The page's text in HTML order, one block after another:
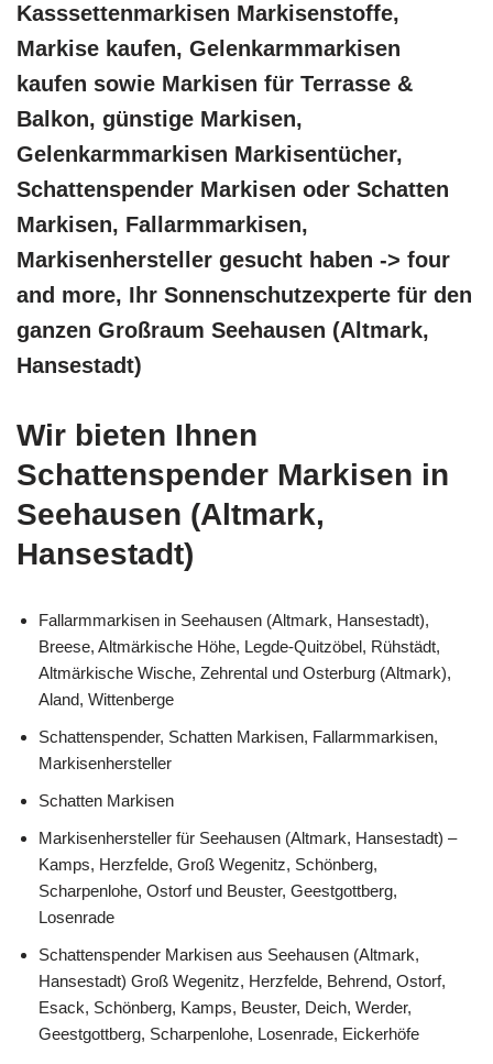
Kasssettenmarkisen Markisenstoffe,
Markise kaufen, Gelenkarmmarkisen
kaufen sowie Markisen für Terrasse &
Balkon, günstige Markisen,
Gelenkarmmarkisen Markisentücher,
Schattenspender Markisen oder Schatten
Markisen, Fallarmmarkisen,
Markisenhersteller gesucht haben -> four
and more, Ihr Sonnenschutzexperte für den
ganzen Großraum Seehausen (Altmark,
Hansestadt)
Wir bieten Ihnen
Schattenspender Markisen in
Seehausen (Altmark,
Hansestadt)
Fallarmmarkisen in Seehausen (Altmark, Hansestadt),
Breese, Altmärkische Höhe, Legde-Quitzöbel, Rühstädt,
Altmärkische Wische, Zehrental und Osterburg (Altmark),
Aland, Wittenberge
Schattenspender, Schatten Markisen, Fallarmmarkisen,
Markisenhersteller
Schatten Markisen
Markisenhersteller für Seehausen (Altmark, Hansestadt) –
Kamps, Herzfelde, Groß Wegenitz, Schönberg,
Scharpenlohe, Ostorf und Beuster, Geestgottberg,
Losenrade
Schattenspender Markisen aus Seehausen (Altmark,
Hansestadt) Groß Wegenitz, Herzfelde, Behrend, Ostorf,
Esack, Schönberg, Kamps, Beuster, Deich, Werder,
Geestgottberg, Scharpenlohe, Losenrade, Eickerhöfe